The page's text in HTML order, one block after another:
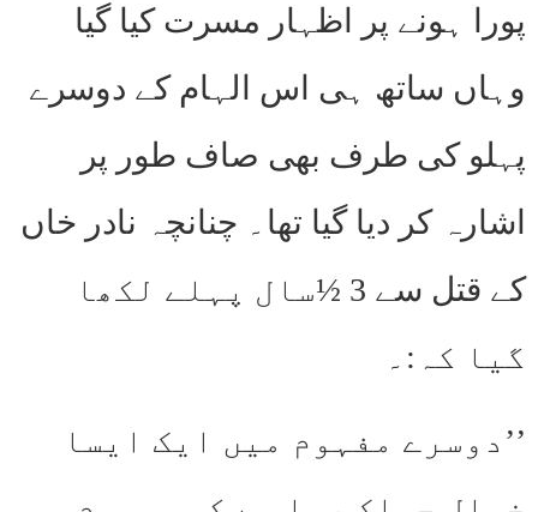
پورا ہونے پر اظہار مسرت کیا گیا
وہاں ساتھ ہی اس الہام کے دوسرے
پہلو کی طرف بھی صاف طور پر
اشارہ کر دیا گیا تھا۔ چنانچہ نادر خاں
کے قتل سے 3 ½سال پہلے لکھا
گیا کہ:۔
’’دوسرے مفہوم میں ایک ایسا